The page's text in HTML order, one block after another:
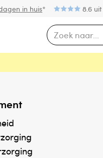
in huis* 8.6 uit